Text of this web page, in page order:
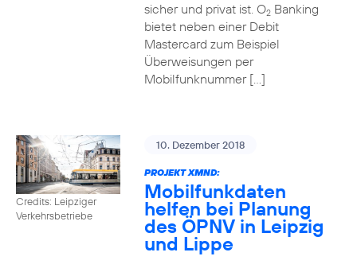
sicher und privat ist. O2Banking
bietet neben einer Debit
Mastercard zum Beispiel
Überweisungen per
Mobilfunknummer […]
Credits: Leipziger
Verkehrsbetriebe
10. Dezember 2018
PROJEKT XMND:
Mobilfunkdaten
helfen bei Planung
des ÖPNV in Leipzig
und Lippe